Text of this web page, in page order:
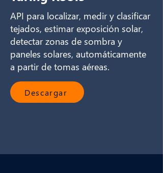
API para localizar, medir y clasificar
tejados, estimar exposición solar,
detectar zonas de sombra y
paneles solares, automáticamente
a partir de tomas aéreas.
Descargar